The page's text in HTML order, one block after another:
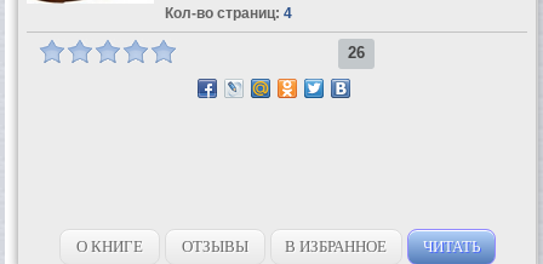
Кол-во страниц: 4
26
О КНИГЕ ОТЗЫВЫ В ИЗБРАННОЕ ЧИТАТЬ